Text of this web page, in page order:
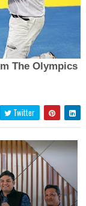
Twitter